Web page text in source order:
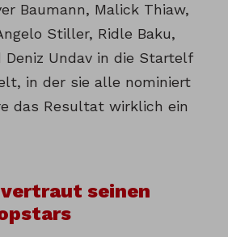
Baumann, Malick Thiaw,
Stiller, Ridle Baku,
Deniz Undav in die Startelf
in der sie alle nominiert
das Resultat wirklich ein
seinen